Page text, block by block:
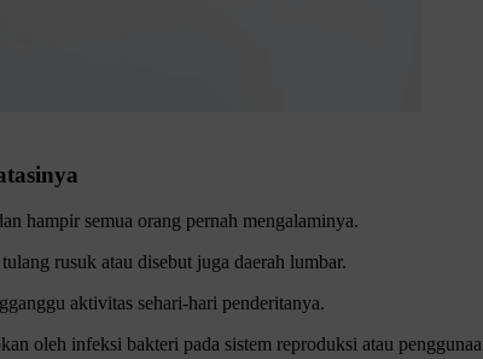
hampir semua orang pernah mengalaminya.
rusuk atau disebut juga daerah lumbar.
aktivitas sehari-hari penderitanya.
oleh infeksi bakteri pada sistem reproduksi atau